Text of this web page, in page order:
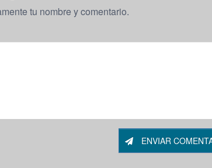
tu nombre y comentario.
ENVIAR